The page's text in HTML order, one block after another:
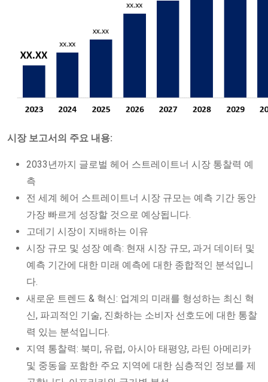
시장 보고서의 주요 내용:
2033년까지 글로벌 헤어 스트레이트너 시장 통찰력 예
측
전 세계 헤어 스트레이트너 시장 규모는 예측 기간 동안
가장 빠르게 성장할 것으로 예상됩니다.
고데기 시장이 지배하는 이유
시장 규모 및 성장 예측: 현재 시장 규모, 과거 데이터 및
예측 기간에 대한 미래 예측에 대한 종합적인 분석입니
다.
새로운 트렌드 & 혁신: 업계의 미래를 형성하는 최신 혁
신, 파괴적인 기술, 진화하는 소비자 선호도에 대한 통찰
력 있는 분석입니다.
지역 통찰력: 북미, 유럽, 아시아 태평양, 라틴 아메리카
및 중동을 포함한 주요 지역에 대한 심층적인 정보를 제